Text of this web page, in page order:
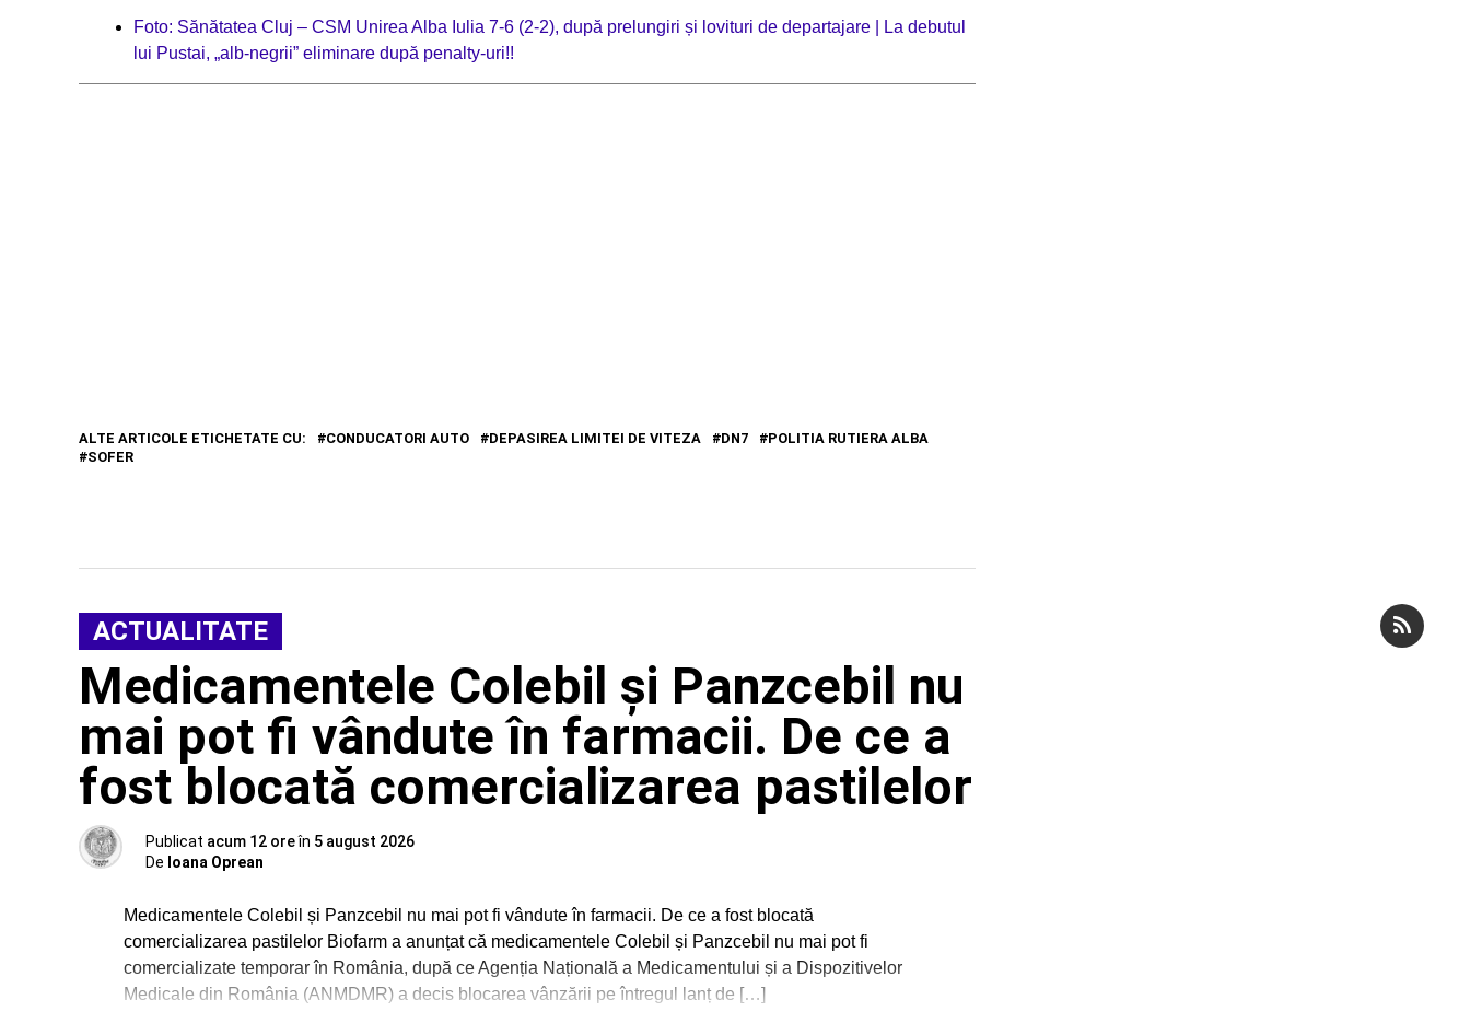
Foto: Sănătatea Cluj – CSM Unirea Alba Iulia 7-6 (2-2), după prelungiri și lovituri de departajare | La debutul
lui Pustai, „alb-negrii” eliminare după penalty-uri!!
ALTE ARTICOLE ETICHETATE CU: CONDUCATORI AUTO DEPASIREA LIMITEI DE VITEZA DN7
POLITIA RUTIERA ALBA
SOFER
ACTUALITATE
Medicamentele Colebil și Panzcebil nu
mai pot fi vândute în farmacii. De ce a
fost blocată comercializarea pastilelor
Publicat acum 12 oreîn 5 august 2026
De Ioana Oprean
Medicamentele Colebil și Panzcebil nu mai pot fi vândute în farmacii. De ce a fost blocată
comercializarea pastilelor Biofarm a anunțat că medicamentele Colebil și Panzcebil nu mai pot fi
comercializate temporar în România, după ce Agenția Națională a Medicamentului și a Dispozitivelor
Medicale din România (ANMDMR) a decis blocarea vânzării pe întregul lanț de […]